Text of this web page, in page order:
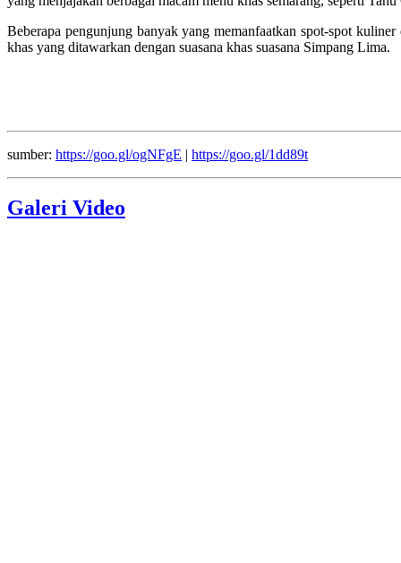
Beberapa pengunjung banyak yang memanfaatkan spot-spot
khas yang ditawarkan dengan suasana khas suasana Simpang Lima.
sumber: https://goo.gl/ogNFgE | https://goo.gl/1dd89t
Galeri Video